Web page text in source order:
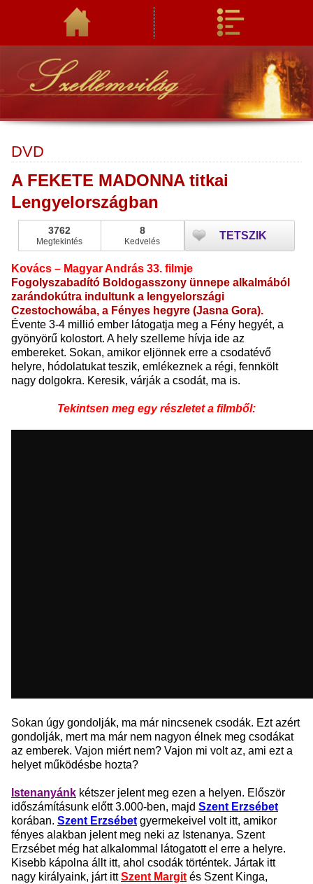
DVD
A FEKETE MADONNA titkai
Lengyelországban
3762
Megtekintés
8
Kedvelés TETSZIK
Kovács – Magyar András 33. filmje
Fogolyszabadító Boldogasszony ünnepe alkalmából
zarándokútra indultunk a lengyelországi
Czestochowába, a Fényes hegyre (Jasna Gora).
Évente 3-4 millió ember látogatja meg a Fény hegyét, a
gyönyörű kolostort. A hely szelleme hívja ide az
embereket. Sokan, amikor eljönnek erre a csodatévő
helyre, hódolatukat teszik, emlékeznek a régi, fennkölt
nagy dolgokra. Keresik, várják a csodát, ma is.
Tekintsen meg egy részletet a filmből:
Sokan úgy gondolják, ma már nincsenek csodák. Ezt azért
gondolják, mert ma már nem nagyon élnek meg csodákat
az emberek. Vajon miért nem? Vajon mi volt az, ami ezt a
helyet működésbe hozta?
Istenanyánk kétszer jelent meg ezen a helyen. Először
időszámításunk előtt 3.000-ben, majd Szent Erzsébet
korában. Szent Erzsébet gyermekeivel volt itt, amikor
fényes alakban jelent meg neki az Istenanya. Szent
Erzsébet még hat alkalommal látogatott el erre a helyre.
Kisebb kápolna állt itt, ahol csodák történtek. Jártak itt
nagy királyaink, járt ittSzent Margit és Szent Kinga,